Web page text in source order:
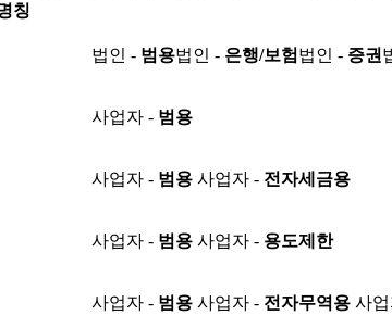
칭
법인 - 범용법인 - 은행/보험 법인 - 증권
사업자 - 범용
사업자 - 범용 사업자 - 전자세금용
사업자 - 범용 사업자 - 용도제한
사업자 - 범용 사업자 - 전자무역용 사